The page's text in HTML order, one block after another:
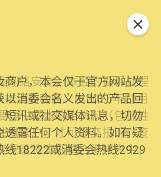
商户，本会仅于官方网站发
消委会名义发出的产品回
短讯或社交媒体讯息，切勿
透露任何个人资料。如有疑
线18222或消委会热线2929
网络安全，本会的投诉处理
出新功能。由2025年11月
提供基本联络资料（包括姓
册帐户，才可提交投诉、查
纪录将清晰整合于帐户中，
关闭